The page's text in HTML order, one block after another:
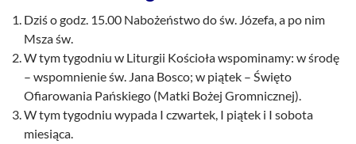
Dziś o godz. 15.00 Nabożeństwo do św. Józefa, a po nim
Msza św.
W tym tygodniu w Liturgii Kościoła wspominamy: w środę
– wspomnienie św. Jana Bosco; w piątek – Święto
Ofiarowania Pańskiego (Matki Bożej Gromnicznej).
W tym tygodniu wypada I czwartek, I piątek i I sobota
miesiąca.